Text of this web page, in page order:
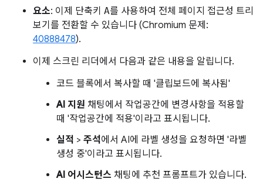
요소: 이제 단축키 A를 사용하여 전체 페이지 접근성 트리
보기를 전환할 수 있습니다 (Chromium 문제:
40888478).
이제 스크린 리더에서 다음과 같은 내용을 알립니다.
코드 블록에서 복사할 때 '클립보드에 복사됨'
AI 지원 채팅에서 작업공간에 변경사항을 적용할
때 '작업공간에 적용'이라고 표시됩니다.
실적 > 주석에서 AI에 라벨 생성을 요청하면 '라벨
생성 중'이라고 표시됩니다.
AI 어시스턴스 채팅에 추천 프롬프트가 있습니다.